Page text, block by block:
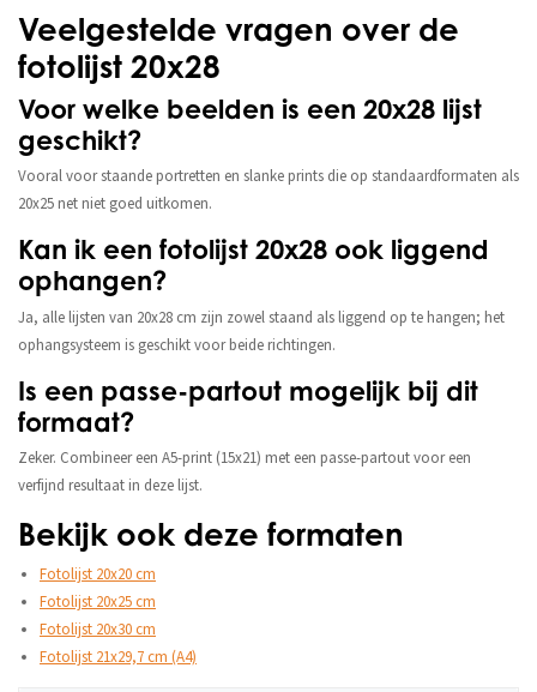
Veelgestelde vragen over de
fotolijst 20x28
Voor welke beelden is een 20x28 lijst
geschikt?
Vooral voor staande portretten en slanke prints die op standaardformaten als
20x25 net niet goed uitkomen.
Kan ik een fotolijst 20x28 ook liggend
ophangen?
Ja, alle lijsten van 20x28 cm zijn zowel staand als liggend op te hangen; het
ophangsysteem is geschikt voor beide richtingen.
Is een passe-partout mogelijk bij dit
formaat?
Zeker. Combineer een A5-print (15x21) met een passe-partout voor een
verfijnd resultaat in deze lijst.
Bekijk ook deze formaten
Fotolijst 20x20 cm
Fotolijst 20x25 cm
Fotolijst 20x30 cm
Fotolijst 21x29,7 cm (A4)